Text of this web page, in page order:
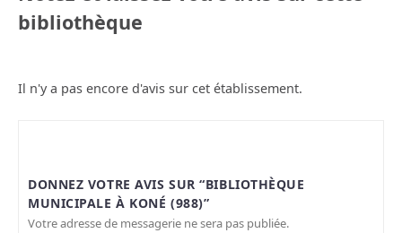
bibliothèque
Il n'y a pas encore d'avis sur cet établissement.
DONNEZ VOTRE AVIS SUR “BIBLIOTHÈQUE
MUNICIPALE À KONÉ (988)”
Votre adresse de messagerie ne sera pas publiée.